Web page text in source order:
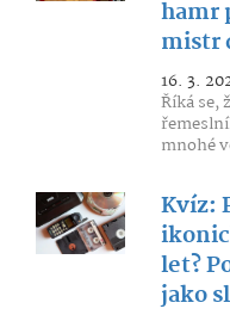
hamr
mistr
16. 3.
Říká se,
mnohé
Kvíz:
let?
jako